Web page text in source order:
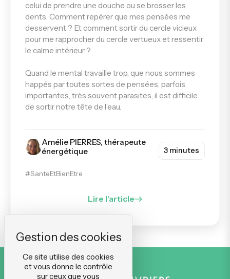
celui de prendre une douche ou se brosser les
dents. Comment repérer que mes pensées me
desservent ? Et comment sortir du cercle vicieux
pour me rapprocher du cercle vertueux et ressentir
le calme intérieur ?
Quand le mental travaille trop, que nous sommes
happés par toutes sortes de pensées, parfois
importantes, très souvent parasites, il est difficile
de sortir notre tête de l’eau.
Amélie PIERRES, thérapeute
énergétique
3 minutes
#SanteEtBienEtre
Lire l'article
Ce site utilise des cookies
et vous donne le contrôle
sur ceux que vous